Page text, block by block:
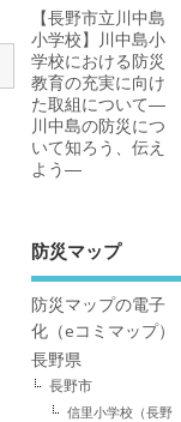
【長野市立川中島
小学校】川中島小
学校における防災
教育の充実に向け
た取組について―
川中島の防災につ
いて知ろう、伝え
よう―
防災マップ
防災マップの電子
化（eコミマップ）
長野県
長野市
信里小学校（長野